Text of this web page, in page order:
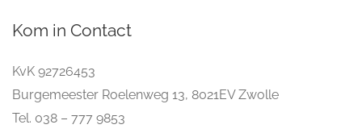
Kom in Contact
KvK 92726453
Burgemeester Roelenweg 13, 8021EV Zwolle
Tel. 038 – 777 9853